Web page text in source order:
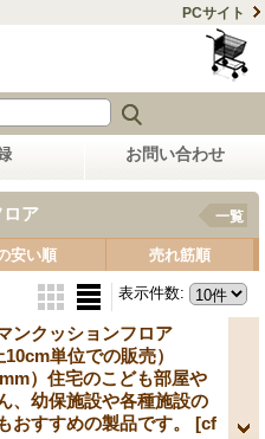
PCサイト
お問い合わせ
ロア 一覧
安い順 売れ筋順
表示件数:
ンクッションフロア
単位での販売）
）住宅のこども部屋や
、幼保施設や各種施設の
おすすめの製品です。 [cf